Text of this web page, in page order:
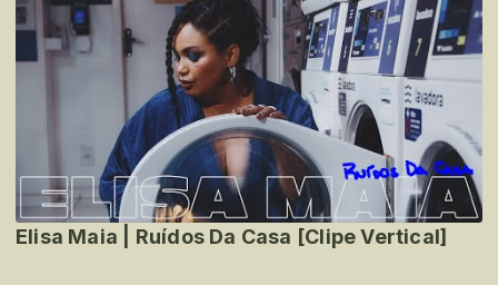
Elisa Maia | Ruídos Da Casa [Clipe Vertical]